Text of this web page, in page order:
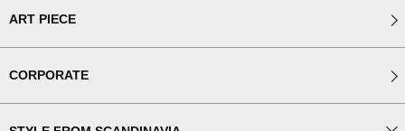
ART PIECE
CORPORATE